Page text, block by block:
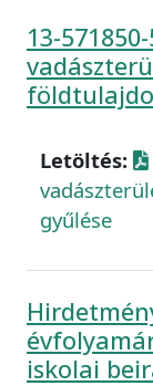
13-
Letöltés:
gyűlése
iskolai